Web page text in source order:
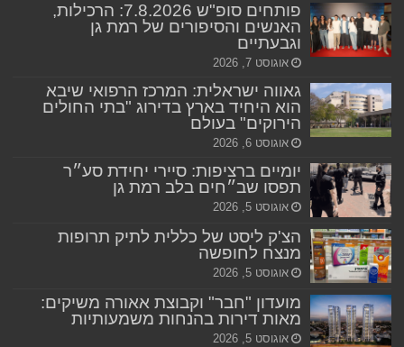
פותחים סופ"ש 7.8.2026: הרכילות,
האנשים והסיפורים של רמת גן
וגבעתיים
אוגוסט 7, 2026
גאווה ישראלית: המרכז הרפואי שיבא
הוא היחיד בארץ בדירוג "בתי החולים
הירוקים" בעולם
אוגוסט 6, 2026
יומיים ברציפות: סיירי יחידת סע״ר
תפסו שב״חים בלב רמת גן
אוגוסט 5, 2026
הצ'ק ליסט של כללית לתיק תרופות
מנצח לחופשה
אוגוסט 5, 2026
מועדון "חבר" וקבוצת אאורה משיקים:
מאות דירות בהנחות משמעותיות
אוגוסט 5, 2026